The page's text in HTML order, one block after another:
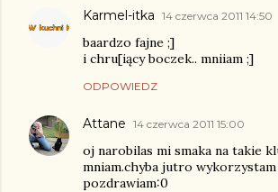
Karmel-itka 14 czerwca 2011 14:50
baardzo fajne ;]
i chru[iący boczek.. mniiam ;]
ODPOWIEDZ
Attane 14 czerwca 2011 15:00
oj narobilas mi smaka na takie
mniam.chyba jutro
pozdrawiam:0